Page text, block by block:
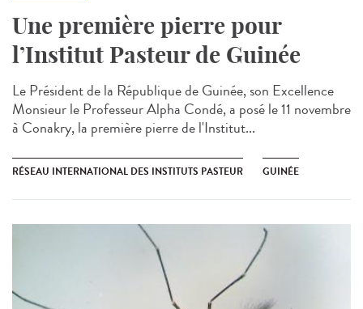
Une première pierre pour
l’Institut Pasteur de Guinée
Le Président de la République de Guinée, son Excellence
Monsieur le Professeur Alpha Condé, a posé le 11 novembre
à Conakry, la première pierre de l'Institut...
RÉSEAU INTERNATIONAL DES INSTITUTS PASTEUR GUINÉE